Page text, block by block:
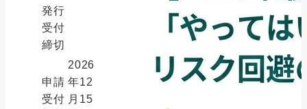
発行
受付
締切
申請
受付
2026
年12
月15